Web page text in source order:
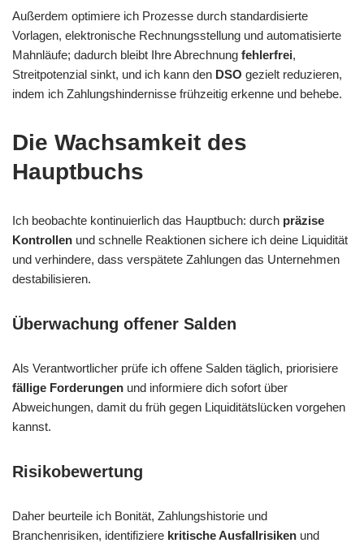
Außerdem optimiere ich Prozesse durch standardisierte
Vorlagen, elektronische Rechnungsstellung und automatisierte
Mahnläufe; dadurch bleibt Ihre Abrechnung fehlerfrei,
Streitpotenzial sinkt, und ich kann den DSO gezielt reduzieren,
indem ich Zahlungshindernisse frühzeitig erkenne und behebe.
Die Wachsamkeit des
Hauptbuchs
Ich beobachte kontinuierlich das Hauptbuch: durch präzise
Kontrollen und schnelle Reaktionen sichere ich deine Liquidität
und verhindere, dass verspätete Zahlungen das Unternehmen
destabilisieren.
Überwachung offener Salden
Als Verantwortlicher prüfe ich offene Salden täglich, priorisiere
fällige Forderungen und informiere dich sofort über
Abweichungen, damit du früh gegen Liquiditätslücken vorgehen
kannst.
Risikobewertung
Daher beurteile ich Bonität, Zahlungshistorie und
Branchenrisiken, identifiziere kritische Ausfallrisiken und